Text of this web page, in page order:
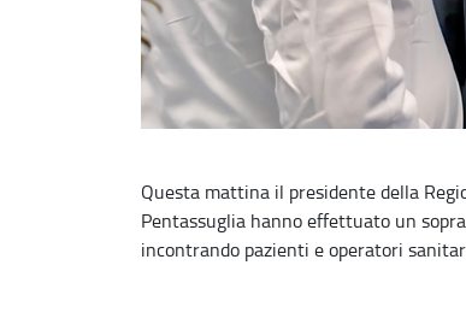
Questa mattina il presidente della
Pentassuglia hanno effettuato un
incontrando pazienti e operatori